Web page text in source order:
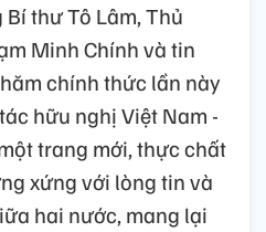
thư Tô Lâm, Thủ
Minh Chính và tin
chính thức lần này
hữu nghị Việt Nam -
trang mới, thực chất
xứng với lòng tin và
hai nước, mang lại